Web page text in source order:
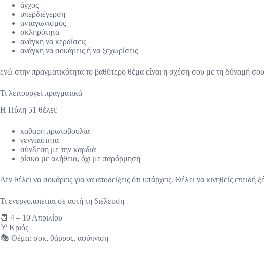
άγχος
υπερδιέγερση
ανταγωνισμός
σκληρότητα
ανάγκη να κερδίσεις
ανάγκη να σοκάρεις ή να ξεχωρίσεις
ενώ στην πραγματικότητα το βαθύτερο θέμα είναι η σχέση σου με τη δύναμή
Τι λειτουργεί πραγματικά
Η Πύλη 51 θέλει:
καθαρή πρωτοβουλία
γενναιότητα
σύνδεση με την καρδιά
ρίσκο με αλήθεια, όχι με παρόρμηση
Δεν θέλει να σοκάρεις για να αποδείξεις ότι υπάρχεις. Θέλει να κινηθείς επειδή
Τι ενεργοποιείται σε αυτή τη διέλευση
📆 4 – 10 Απριλίου
♈ Κριός
🎭 Θέμα: σοκ, θάρρος, αφύπνιση